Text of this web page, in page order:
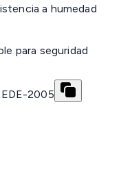
a humedad
para seguridad
2005